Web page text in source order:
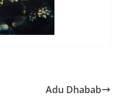
Adu Dhabab